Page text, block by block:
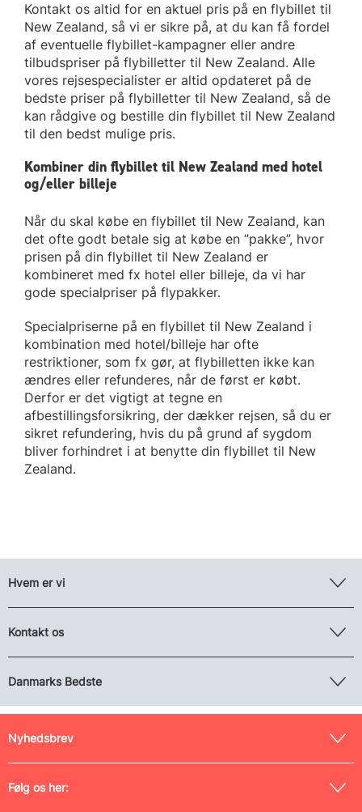
Kontakt os altid for en aktuel pris på en flybillet til
New Zealand, så vi er sikre på, at du kan få fordel
af eventuelle flybillet-kampagner eller andre
tilbudspriser på flybilletter til New Zealand. Alle
vores rejsespecialister er altid opdateret på de
bedste priser på flybilletter til New Zealand, så de
kan rådgive og bestille din flybillet til New Zealand
til den bedst mulige pris.
Kombiner din flybillet til New Zealand med hotel
og/eller billeje
Når du skal købe en flybillet til New Zealand, kan
det ofte godt betale sig at købe en ”pakke”, hvor
prisen på din flybillet til New Zealand er
kombineret med fx hotel eller billeje, da vi har
gode specialpriser på flypakker.
Specialpriserne på en flybillet til New Zealand i
kombination med hotel/billeje har ofte
restriktioner, som fx gør, at flybilletten ikke kan
ændres eller refunderes, når de først er købt.
Derfor er det vigtigt at tegne en
afbestillingsforsikring, der dækker rejsen, så du er
sikret refundering, hvis du på grund af sygdom
bliver forhindret i at benytte din flybillet til New
Zealand.
Hvem er vi
Kontakt os
Danmarks Bedste
Nyhedsbrev
Følg os her: